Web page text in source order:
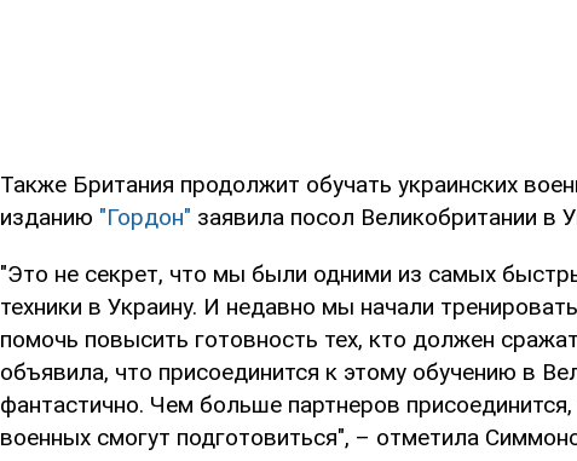
Также Британия продолжит обучать украинских
изданию "Гордон" заявила посол Великобритании в
"Это не секрет, что мы были одними из самых
техники в Украину. И недавно мы начали
помочь повысить готовность тех, кто должен
объявила, что присоединится к этому обучению в
фантастично. Чем больше партнеров
военных смогут подготовиться", – отметила